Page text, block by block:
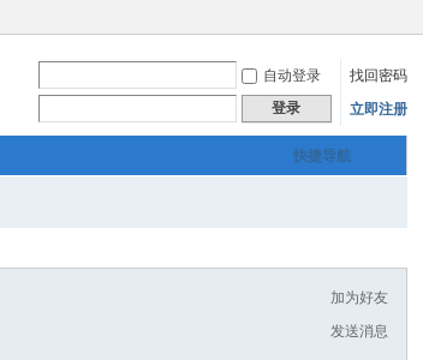
自动登录
找回密码
登录 立即注册
快捷导航
加为好友
发送消息